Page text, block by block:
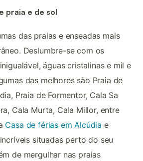
praia e de sol
das praias e enseadas mais
Deslumbre-se com os
águas cristalinas e mil e
das melhores são Praia de
Praia de Formentor, Cala Sa
Cala Murta, Cala Millor, entre
Casa de férias em Alcúdia e
situadas perto do seu
de mergulhar nas praias